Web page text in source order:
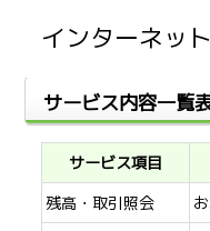
インターネッ
サービス内容一覧
サービス項目
残高・取引照会